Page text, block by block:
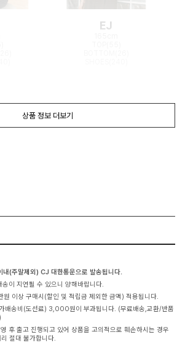
EJ
상품 정보 더보기
(주말제외) CJ 대한통운으로 발송됩니다.
이 지연될 수 있으니 양해바랍니다.
이상 구매시(할인 및 적립금 제외한 금액) 적용됩니다.
배송비(도선료) 3,000원이 부과됩니다. (무료배송,교환/반품
후 출고 진행되고 있어 상품을 고의적으로 훼손하시는 경우
절대 불가합니다.